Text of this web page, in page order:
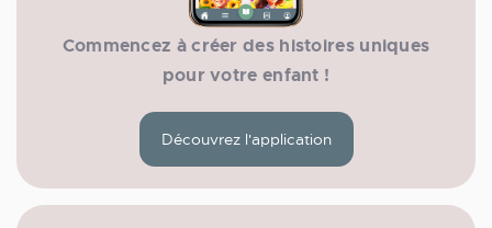
Commencez à créer des histoires uniques
pour votre enfant !
Découvrez l'application